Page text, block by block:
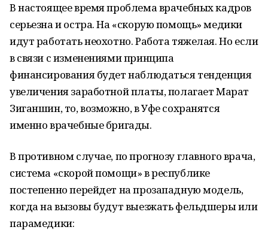
В настоящее время проблема врачебных кадров
серьезна и остра. На «скорую помощь» медики
идут работать неохотно. Работа тяжелая. Но если
в связи с изменениями принципа
финансирования будет наблюдаться тенденция
увеличения заработной платы, полагает Марат
Зиганшин, то, возможно, в Уфе сохранятся
именно врачебные бригады.
В противном случае, по прогнозу главного врача,
система «скорой помощи» в республике
постепенно перейдет на прозападную модель,
когда на вызовы будут выезжать фельдшеры или
парамедики: